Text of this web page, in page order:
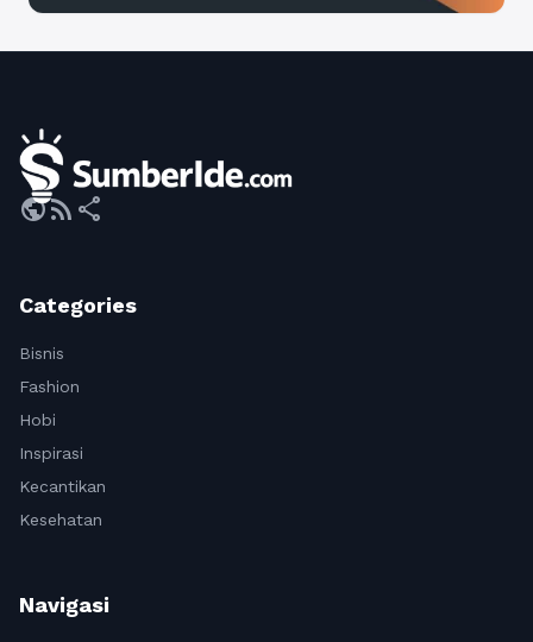
publicrss_feed share
Categories
Bisnis
Fashion
Hobi
Inspirasi
Kecantikan
Kesehatan
Navigasi